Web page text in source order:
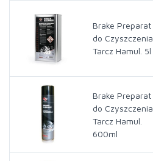
Brake Preparat
do Czyszczenia
Tarcz Hamul. 5l
Brake Preparat
do Czyszczenia
Tarcz Hamul.
600ml